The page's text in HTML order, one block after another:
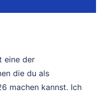
eine der
die du als
machen kannst. Ich